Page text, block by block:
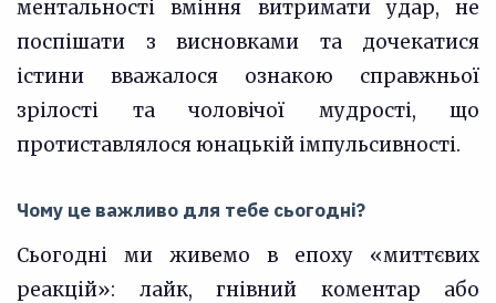
ментальності вміння витримати удар, не
поспішати з висновками та дочекатися
істини вважалося ознакою справжньої
зрілості та чоловічої мудрості, що
протиставлялося юнацькій імпульсивності.
Чому це важливо для тебе сьогодні?
Сьогодні ми живемо в епоху «миттєвих
реакцій»: лайк, гнівний коментар або